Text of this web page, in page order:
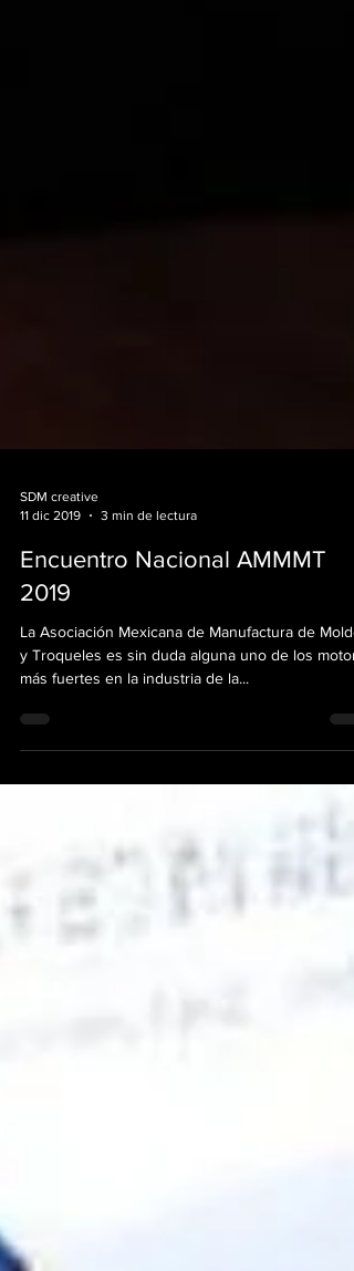
Encuentro Nacional AMMMT
2019
La Asociación Mexicana de Manufactura de
y Troqueles es sin duda alguna uno de los